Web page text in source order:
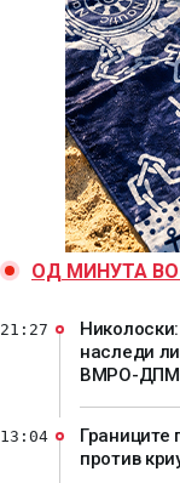
ОД МИНУТА
Николоски:
наследи
ВМРО-
21:27
Границите
против
13:04